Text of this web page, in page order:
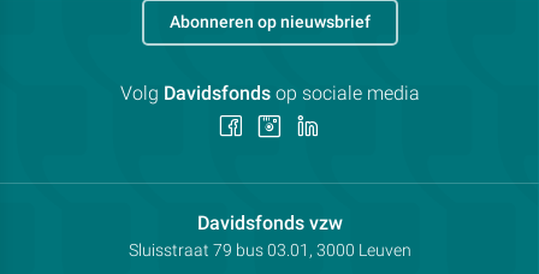
Davidsfonds vzwContactpersoon:
Adres:
Sluisstraat 79 bus 03.01, 3000 Leuven
Abonneren op nieuwsbrief
Volg Davidsfondsop sociale media
Volg Volg